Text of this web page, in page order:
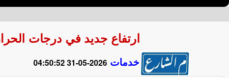
ارتفاع جديد في درجات الحرارة..
خدمات 2026-05-31 04:50:52